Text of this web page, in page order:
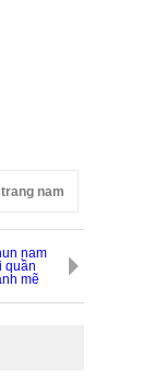
nam
nam
quần
mẽ